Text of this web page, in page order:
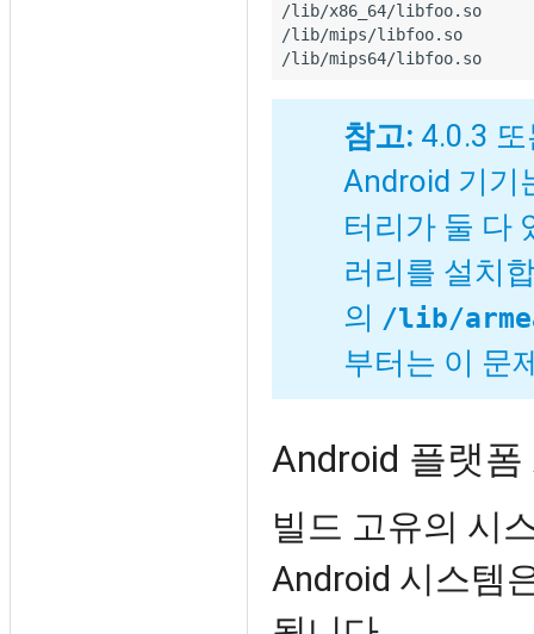
/lib/x86_64/libfoo.so
/lib/mips/libfoo.so
참고: 4.0.3
Android 기기
터리가 둘 다
러리를 설치
의 /lib/
부터는 이 문
Android 플랫
빌드 고유의 시
Android 시스템